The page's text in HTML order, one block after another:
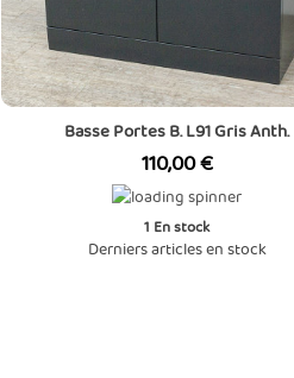
Basse Portes B. L91 Gris Anth.
Prix
110,00 €
1 En stock
Derniers articles en stock